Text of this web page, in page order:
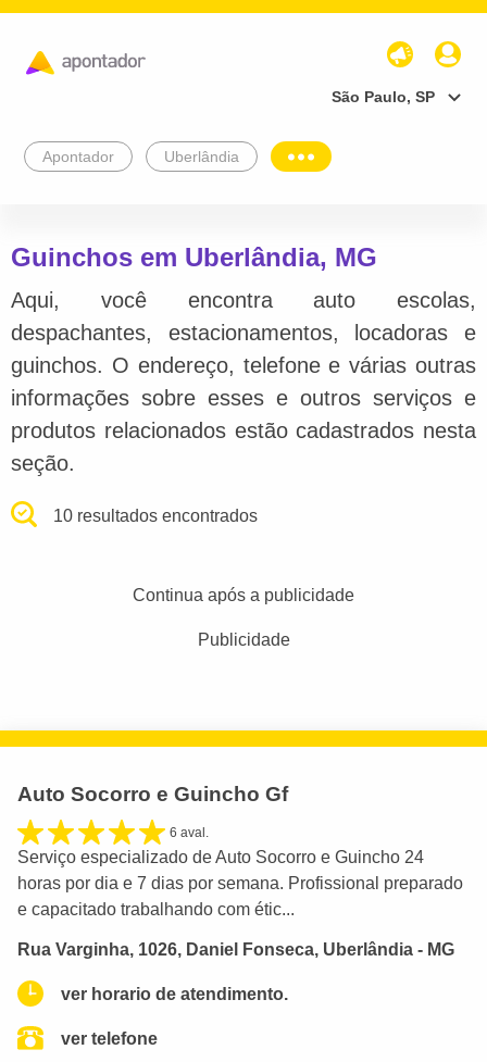
São Paulo, SP
Apontador Uberlândia
Guinchos em Uberlândia, MG
Aqui, você encontra auto escolas,
despachantes, estacionamentos, locadoras e
guinchos. O endereço, telefone e várias outras
informações sobre esses e outros serviços e
produtos relacionados estão cadastrados nesta
seção.
10 resultados encontrados
Continua após a publicidade
Publicidade
Auto Socorro e Guincho Gf
6 aval.
Serviço especializado de Auto Socorro e Guincho 24
horas por dia e 7 dias por semana. Profissional preparado
e capacitado trabalhando com étic...
Rua Varginha, 1026, Daniel Fonseca, Uberlândia - MG
ver horario de atendimento.
ver telefone